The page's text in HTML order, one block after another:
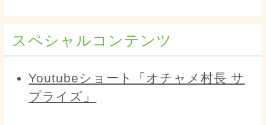
スペシャルコンテンツ
Youtubeショート「オチャメ村長 サ
プライズ」